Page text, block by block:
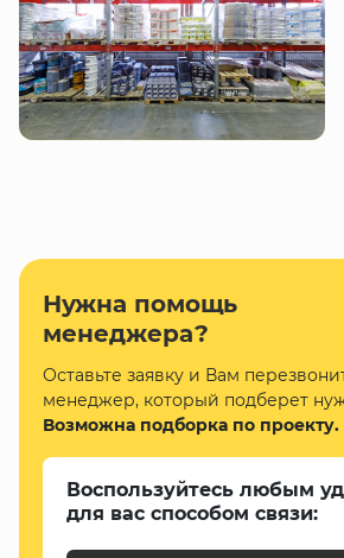
Нужна помощь
менеджера?
Оставьте заявку и Вам
менеджер, который подберет
Возможна подборка по проекту.
Воспользуйтесь любым
для вас способом связи: